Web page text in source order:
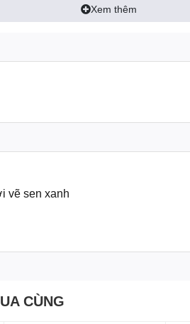
Xem thêm
vẽ sen xanh
CÙNG